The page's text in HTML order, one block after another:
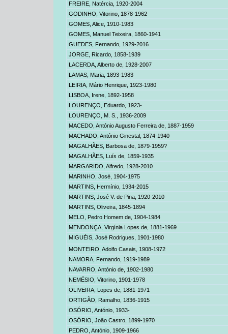
FREIRE, Natércia, 1920-2004
GODINHO, Vitorino, 1878-1962
GOMES, Alice , 1910-1983
GOMES, Manuel Teixeira, 1860-1941
GUEDES, Fernando, 1929-2016
JORGE, Ricardo , 1858-1939
LACERDA, Alberto de, 1928-2007
LAMAS, Maria , 1893-1983
LEIRIA, Mário Henrique , 1923-1980
LISBOA, Irene , 1892-1958
LOURENÇO, Eduardo, 1923-
LOURENÇO, M. S.,
1936-2009
MACEDO, António Augusto Ferreira de , 1887-1959
MACHADO, António Ginestal, 1874-1940
MAGALHÃES, Barbosa de , 1879-1959?
MAGALHÃES, Luís de , 1859-1935
MARGARIDO, Alfredo, 1928-2010
MARINHO, José , 1904-1975
MARTINS, Hermínio, 1934-2015
MARTINS, José V. de Pina, 1920-2010
MARTINS, Oliveira , 1845-1894
MELO, Pedro Homem de , 1904-1984
MENDONÇA, Virgínia Lopes de, 1881-1969
MIGUÉIS, José Rodrigues , 1901-1980
MONTEIRO, Adolfo Casais , 1908-1972
NAMORA, Fernando, 1919-1989
NAVARRO, António de, 1902-1980
NEMÉSIO, Vitorino , 1901-1978
OLIVEIRA, Lopes de , 1881-1971
ORTIGÃO, Ramalho , 1836-1915
OSÓRIO, António, 1933-
OSÓRIO, João Castro, 1899-1970
PEDRO, António , 1909-1966